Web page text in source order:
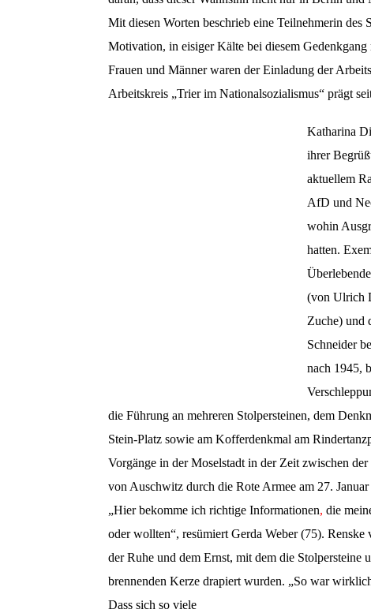
Mit diesen Worten beschrieb eine Teilnehmerin
Motivation, in eisiger Kälte bei diesem
Frauen und Männer waren der Einladung der
Arbeitskreis „Trier im Nationalsozialismus“ prägt
Katharina
ihrer
aktuellem
AfD und
wohin
hatten.
(von Ulrich
Zuche) und
Schneider
nach 1945,
die Führung an mehreren Stolpersteinen, dem
Stein-Platz sowie am Kofferdenkmal am
Vorgänge in der Moselstadt in der Zeit zwischen
von Auschwitz durch die Rote Armee am 27. Januar
„Hier bekomme ich richtige Informationen, die
oder wollten“, resümiert Gerda Weber (75).
der Ruhe und dem Ernst, mit dem die Stolpersteine
brennenden Kerze drapiert wurden. „So war
Dass sich so viele